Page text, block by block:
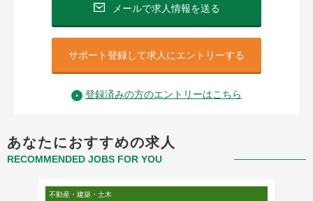
メールで求人情報を送る
サポート登録して求人にエントリーする
登録済みの方のエントリーはこちら
あなたにおすすめの求人
RECOMMENDED JOBS FOR YOU
不動産・建築・土木